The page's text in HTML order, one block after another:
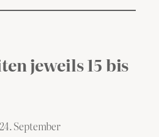
jeweils 15 bis
September